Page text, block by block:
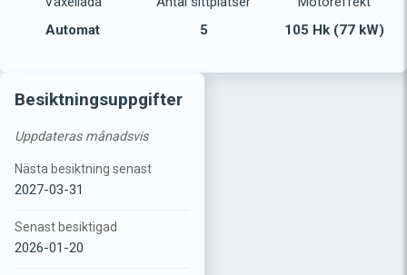
Automat
5
105 Hk (77 kW)
Besiktningsuppgifter
Uppdateras månadsvis
Nästa besiktning senast
2027-03-31
Senast besiktigad
2026-01-20